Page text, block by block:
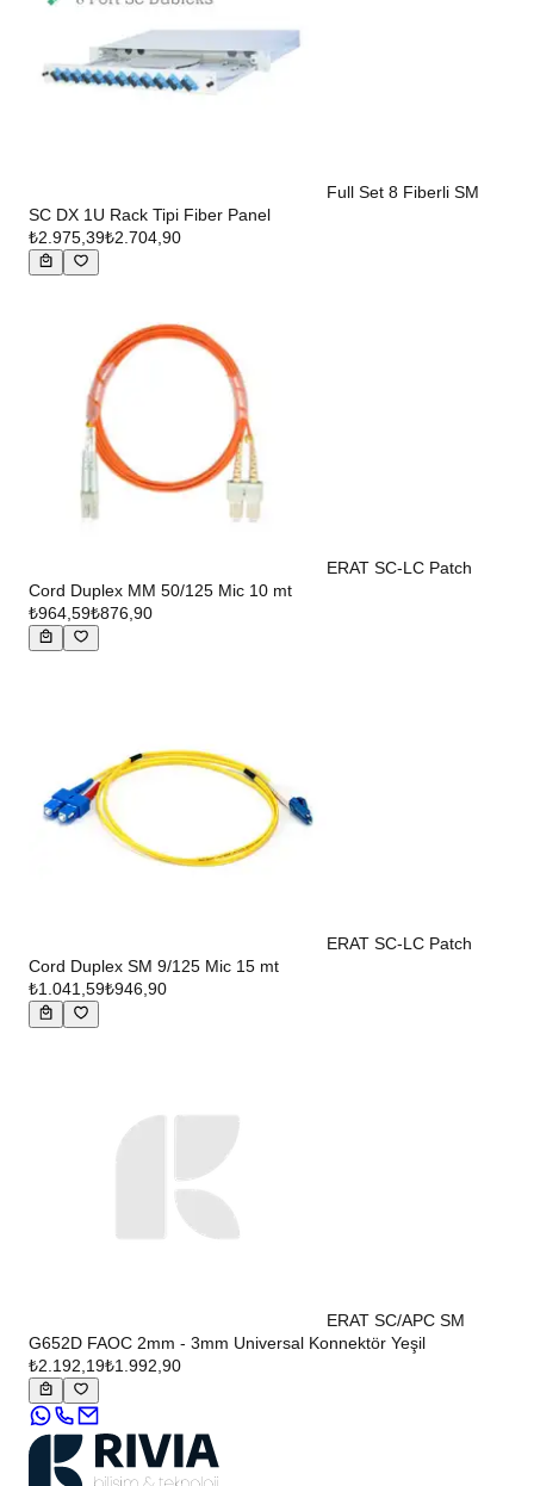
Full Set 8 Fiberli SM
SC DX 1U Rack Tipi Fiber Panel
₺2.975,39₺2.704,90
ERAT SC-LC Patch
Cord Duplex MM 50/125 Mic 10 mt
₺964,59₺876,90
ERAT SC-LC Patch
Cord Duplex SM 9/125 Mic 15 mt
₺1.041,59₺946,90
ERAT SC/APC SM
G652D FAOC 2mm - 3mm Universal Konnektör Yeşil
₺2.192,19₺1.992,90